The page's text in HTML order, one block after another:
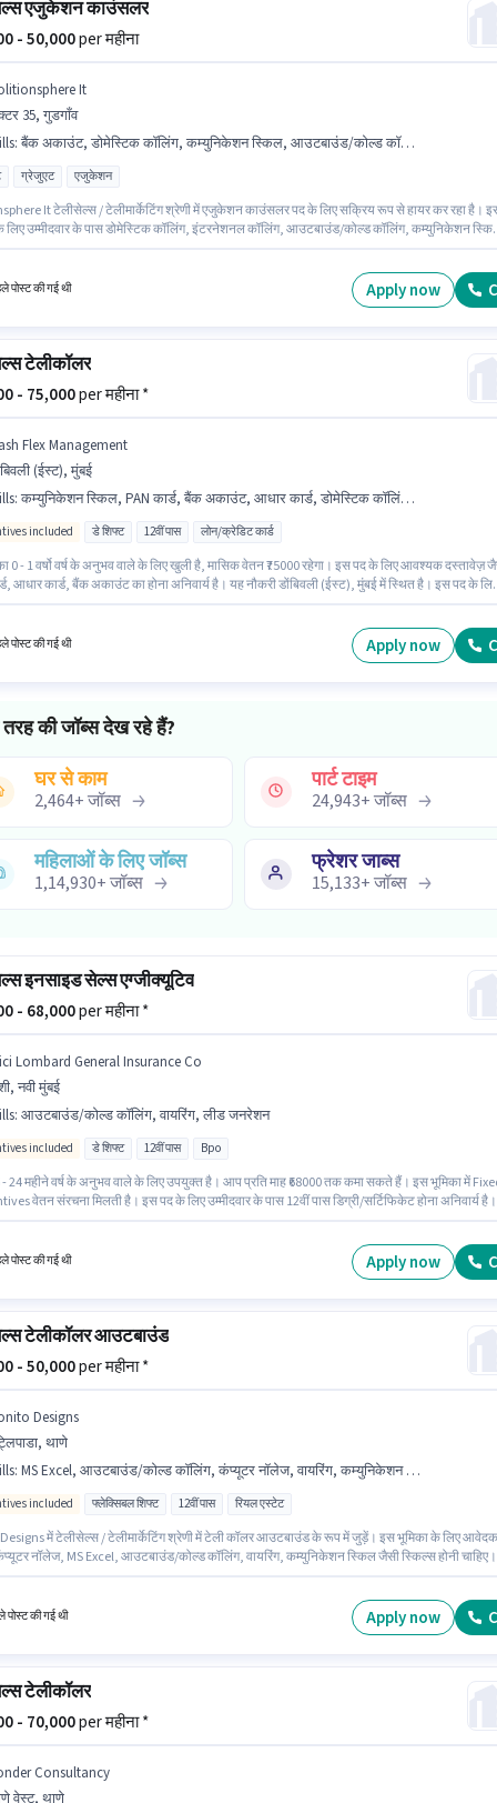
एजुकेशन काउंसलर
- 50,000per महीना
It
35, गुडगाँव
: बैंक अकाउंट, डोमेस्टिक कॉलिंग, कम्युनिकेशन स्किल, आउटबाउंड/कोल्ड कॉलिंग, इंटरनेशनल कॉलिंग, आधार कार्ड, PAN कार्ड
ग्रेजुएट एजुकेशन
It टेलीसेल्स / टेलीमार्केटिंग श्रेणी में एजुकेशन काउंसलर पद के लिए सक्रिय रूप से हायर कर रहा है।
लिए उम्मीदवार के पास डोमेस्टिक कॉलिंग, इंटरनेशनल कॉलिंग, आउटबाउंड/कोल्ड कॉलिंग, कम्युनिकेशन
आधार कार्ड, बैंक अकाउंट आवश्यक हैं।
पोस्ट की गई थी Apply now
टेलीकॉलर
- 75,000per महीना *
Flex Management
(ईस्ट), मुंबई
: कम्युनिकेशन स्किल, PAN कार्ड, बैंक अकाउंट, आधार कार्ड, डोमेस्टिक कॉलिंग, आउटबाउंड/कोल्ड कॉलिंग
included डे शिफ्ट 12वीं पास लोन/क्रेडिट कार्ड
0 - 1 वर्षो वर्ष के अनुभव वाले के लिए खुली है, मासिक वेतन ₹75000 रहेगा। इस पद के लिए आवश्यक दस्तावेज़
आधार कार्ड, बैंक अकाउंट का होना अनिवार्य है। यह नौकरी डोंबिवली (ईस्ट), मुंबई में स्थित है। इस पद के लिए
चाहिए।
पोस्ट की गई थी Apply now
की जॉब्स देख रहे हैं?
घर से काम
2,464+जॉब्स
पार्ट टाइम
24,943+जॉब्स
महिलाओं के लिए जॉब्स
1,14,930+जॉब्स
फ्रेशर जाब्स
15,133+जॉब्स
इनसाइड सेल्स एग्जीक्यूटिव
- 68,000per महीना *
Lombard General Insurance Co
नवी मुंबई
: आउटबाउंड/कोल्ड कॉलिंग, वायरिंग, लीड जनरेशन
included डे शिफ्ट 12वीं पास Bpo
24 महीने वर्ष के अनुभव वाले के लिए उपयुक्त है। आप प्रति माह ₹68000 तक कमा सकते हैं। इस भूमिका में
वेतन संरचना मिलती है। इस पद के लिए उम्मीदवार के पास 12वीं पास डिग्री/सर्टिफिकेट होना अनिवार्य है।
पोस्ट की गई थी Apply now
टेलीकॉलर आउटबाउंड
- 50,000per महीना *
Designs
थाणे
: MS Excel, आउटबाउंड/कोल्ड कॉलिंग, कंप्यूटर नॉलेज, वायरिंग, कम्युनिकेशन स्किल
included फ्लेक्सिबल शिफ्ट 12वीं पास रियल एस्टेट
में टेलीसेल्स / टेलीमार्केटिंग श्रेणी में टेली कॉलर आउटबाउंड के रूप में जुड़ें। इस भूमिका के लिए आवेदक
नॉलेज, MS Excel, आउटबाउंड/कोल्ड कॉलिंग, वायरिंग, कम्युनिकेशन स्किल जैसी स्किल्स होनी चाहिए।
वेतन संरचना मिलती है।
पोस्ट की गई थी Apply now
टेलीकॉलर
- 70,000per महीना *
Consultancy
वेस्ट, थाणे